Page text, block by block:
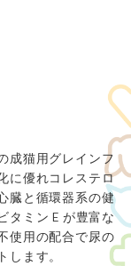
成猫用グレインフ
に優れコレステロ
臓と循環器系の健
タミン E が豊富な
使用の配合で尿の
ます。